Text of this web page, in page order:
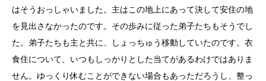
はそうおっしゃいました。主はこの地上にあって決して安住の地
を見出さなかったのです。その歩みに従った弟子たちもそうでし
た。弟子たちも主と共に、しょっちゅう移動していたのです。衣
食住について、いつもしっかりとした当てがあるわけではありま
せん。ゆっくり休むことができない場合もあっただろうし、整っ